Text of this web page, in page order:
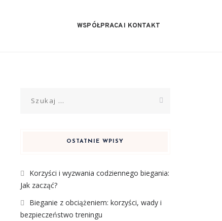
WSPÓŁPRACA I KONTAKT
OSTATNIE WPISY
Korzyści i wyzwania codziennego biegania:
Jak zacząć?
Bieganie z obciążeniem: korzyści, wady i
bezpieczeństwo treningu